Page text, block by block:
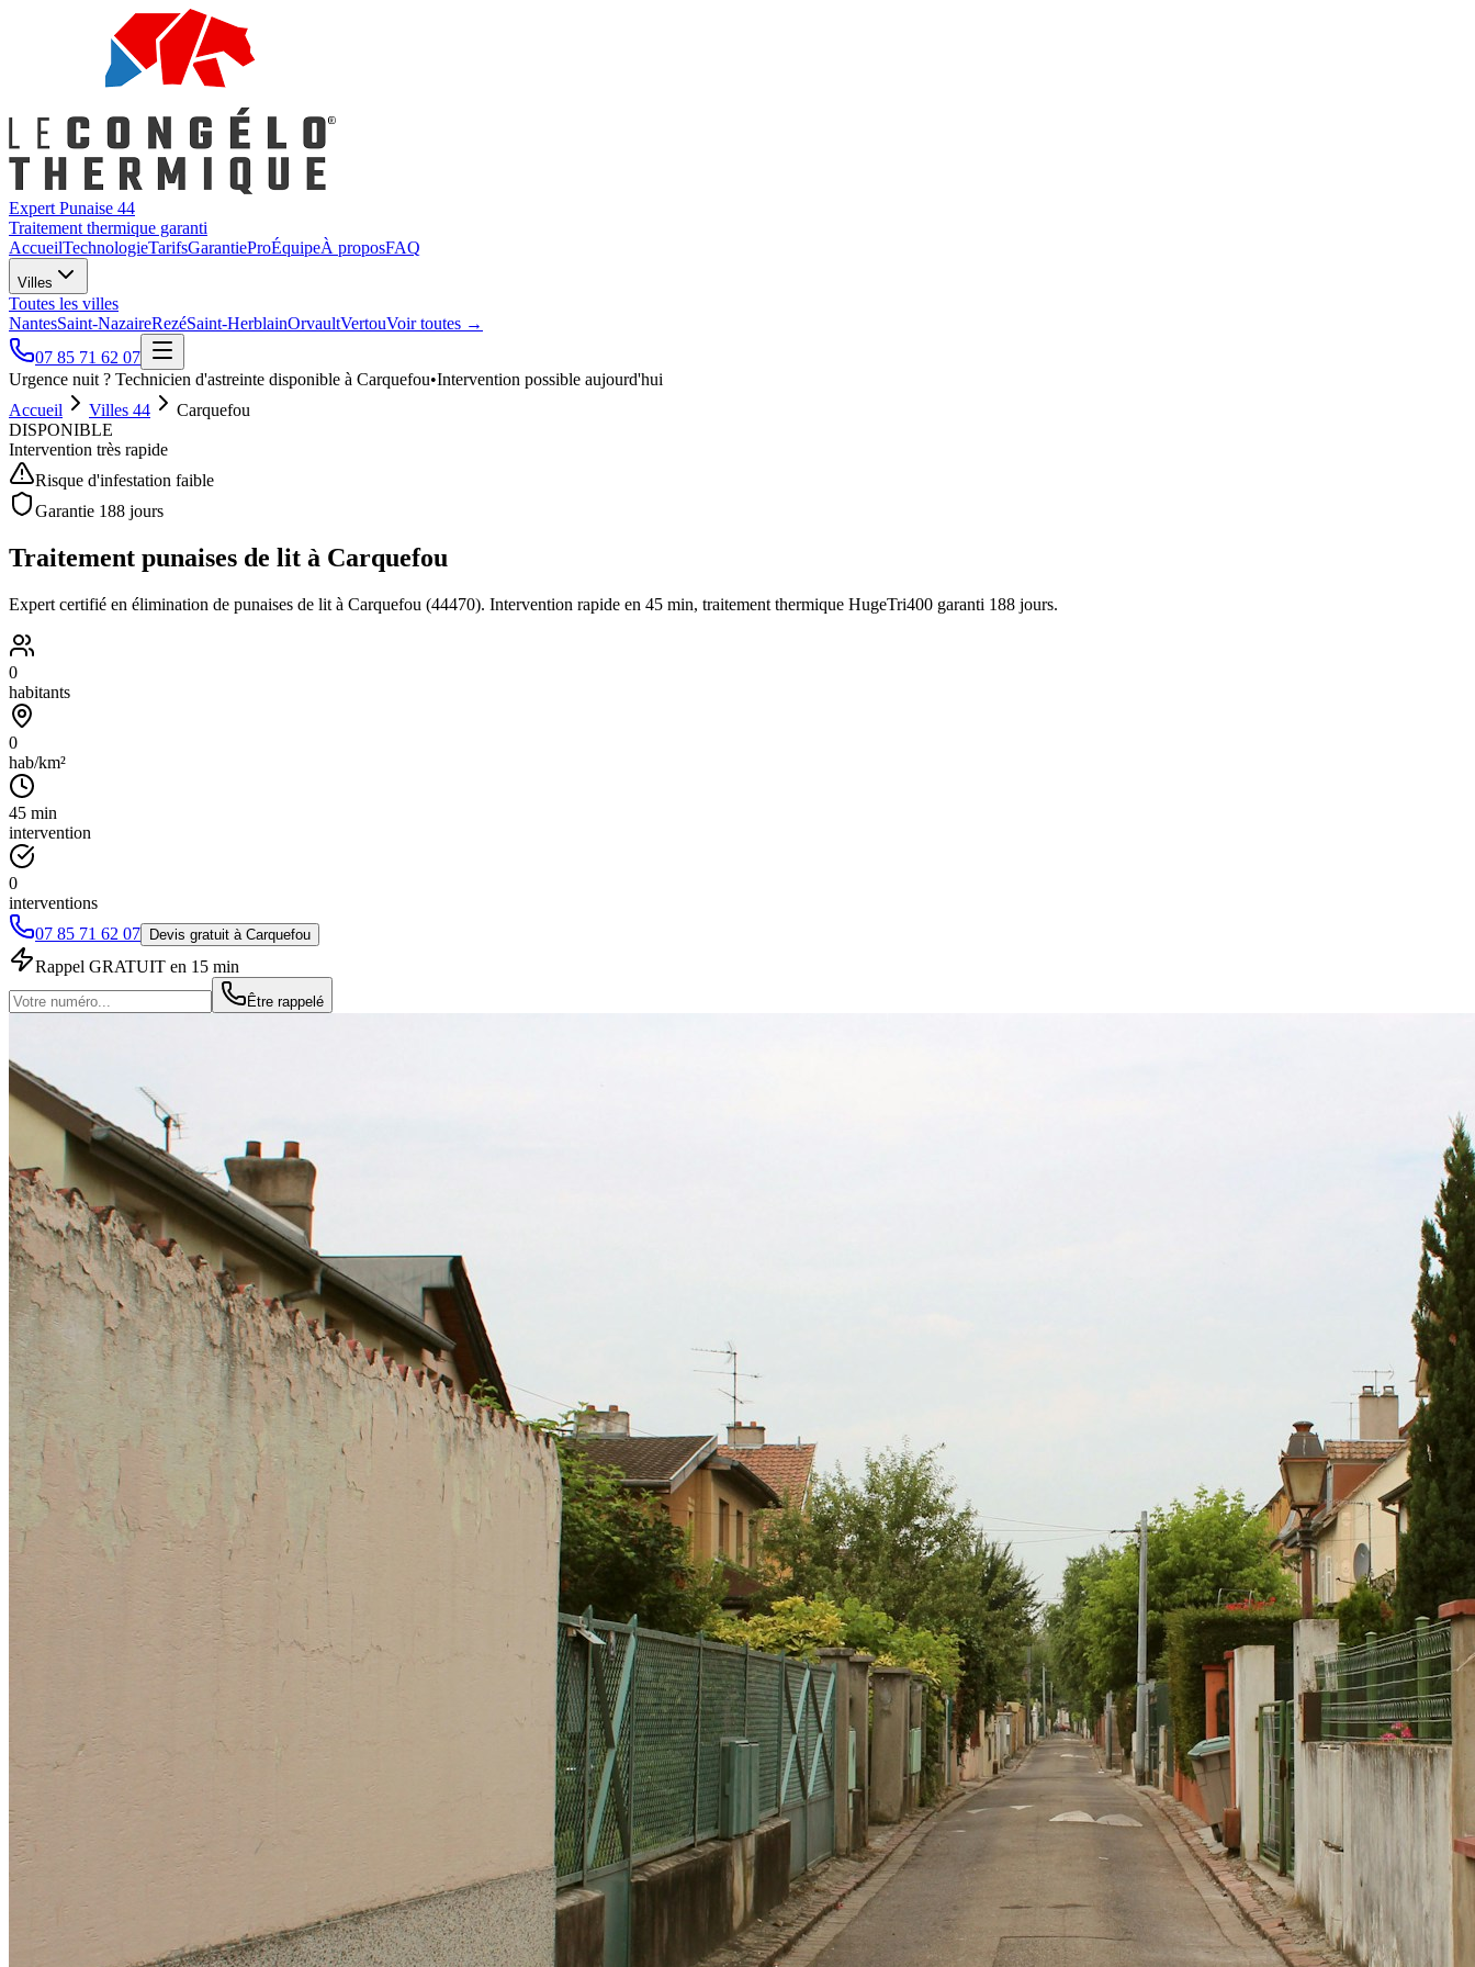
Expert Punaise 44
Traitement thermique garanti
AccueilTechnologieTarifsGarantieProÉquipeÀ proposFAQ
Villes
Toutes les villes
NantesSaint-NazaireRezéSaint-HerblainOrvaultVertouVoir toutes →
07 85 71 62 07
Urgence nuit ? Technicien d'astreinte disponible à Carquefou•Intervention possible aujourd'hui
Accueil
Villes 44
Carquefou
DISPONIBLE
Intervention très rapide
Risque d'infestation faible
Garantie 188 jours
Traitement punaises de lit à Carquefou
Expert certifié en élimination de punaises de lit à Carquefou (44470). Intervention rapide en 45 min, traitement thermique HugeTri400 garanti 188 jours.
0
habitants
0
hab/km²
45 min
intervention
0
interventions
07 85 71 62 07
Devis gratuit à Carquefou
Rappel GRATUIT en 15 min
Être rappelé